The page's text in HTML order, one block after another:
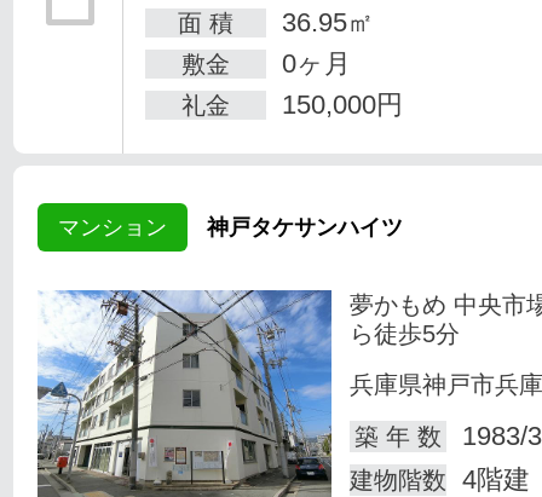
面 積 36.95㎡
敷金 0ヶ月
礼金 150,000円
マンション 神戸タケサンハイツ
夢かもめ 中央市
ら徒歩5分
兵庫県神戸市兵
築 年 数
1983/
建物階数 4階建